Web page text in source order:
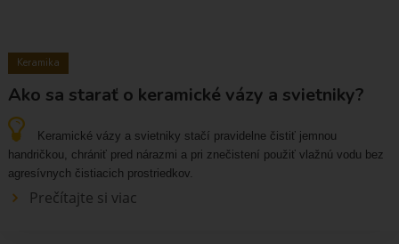
Keramika
Ako sa starať o keramické vázy a svietniky?
Keramické vázy a svietniky stačí pravidelne čistiť jemnou
handričkou, chrániť pred nárazmi a pri znečistení použiť vlažnú vodu bez
agresívnych čistiacich prostriedkov.
Prečítajte si viac